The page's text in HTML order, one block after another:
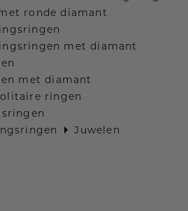
ronde diamant
met diamant
met diamant
ringen
Juwelen